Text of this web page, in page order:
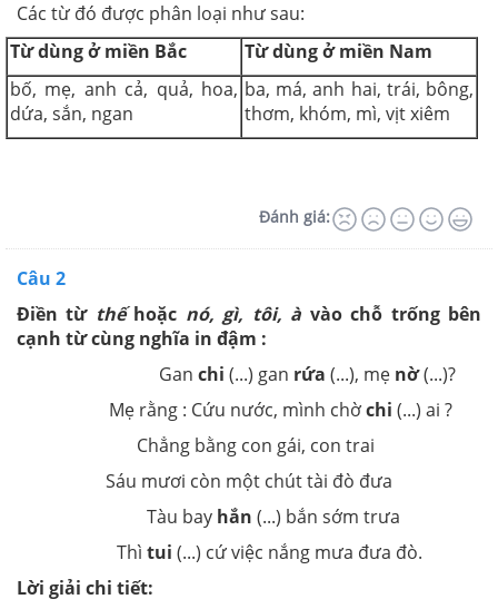
Các từ đó được phân loại như sau:
Từ dùng ở miền Bắc
Từ dùng ở miền Nam
bố, mẹ, anh cả, quả, hoa,
dứa, sắn, ngan
ba, má, anh hai, trái, bông,
thơm, khóm, mì, vịt xiêm
Đánh giá:
Câu 2
Điền từthếhoặc nó, gì, tôi, à vào chỗ trống bên
cạnh từ cùng nghĩa in đậm :
Gan chi (...) gan rứa (...), mẹ nờ(...)?
Mẹ rằng : Cứu nước, mình chờchi (...) ai ?
Chẳng bằng con gái, con trai
Sáu mươi còn một chút tài đò đưa
Tàu bay hắn (...) bắn sớm trưa
Thì tui (...) cứ việc nắng mưa đưa đò.
Lời giải chi tiết: